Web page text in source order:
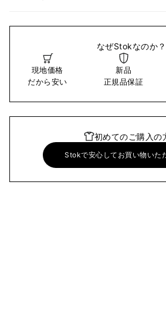
なぜStokなのか？
現地価格
だから安い
新品
正規品保証
初めてのご購入の
Stokで安心してお買い物いた